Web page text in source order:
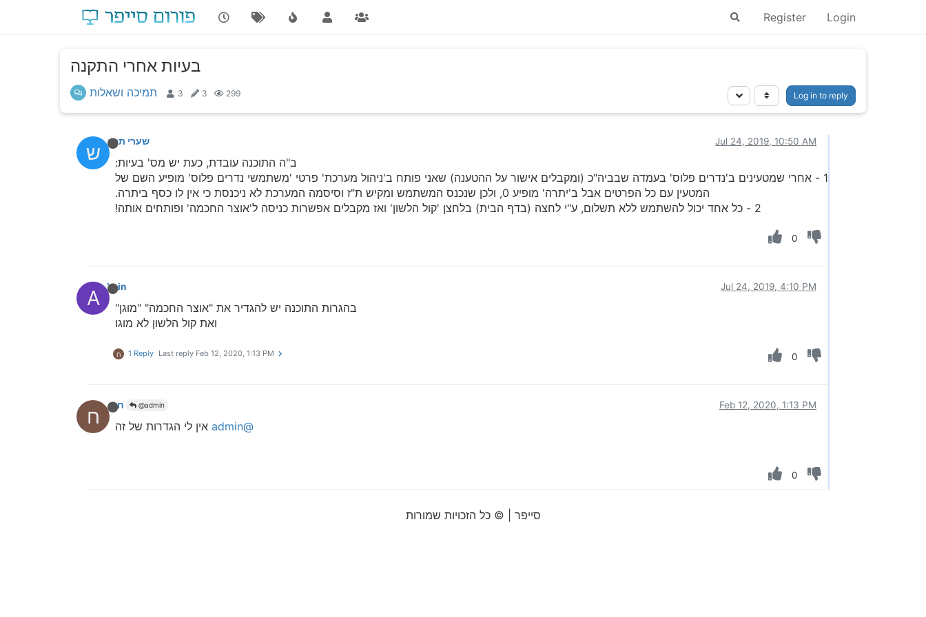
Register Login
בעיות אחרי התקנה
תמיכה ושאלות 3 3 299 Log in to reply
ששערי תפילה Jul 24, 2019, 10:50 AM
ב"ה התוכנה עובדת, כעת יש מס' בעיות:
1 - אחרי שמטעינים ב'נדרים פלוס' בעמדה שבביה"כ (ומקבלים אישור על ההטענה) שאני פותח ב'ניהול מערכת' פרטי 'משתמשי נדרים פלוס' מופיע השם של
המטעין עם כל הפרטים אבל ב'יתרה' מופיע 0, ולכן שנכנס המשתמש ומקיש ת"ז וסיסמה המערכת לא ניכנסת כי אין לו כסף ביתרה.
2 - כל אחד יכול להשתמש ללא תשלום, ע"י לחצה (בדף הבית) בלחצן 'קול הלשון' ואז מקבלים אפשרות כניסה ל'אוצר החכמה' ופותחים אותה!
0
Aadmin Jul 24, 2019, 4:10 PM
בהגרות התוכנה יש להגדיר את "אוצר החכמה" "מוגן"
ואת קול הלשון לא מוגו
ח 1 Reply Last reply Feb 12, 2020, 1:13 PM 0
ח חוקר1 @admin Feb 12, 2020, 1:13 PM
@admin אין לי הגדרות של זה
0
סייפר | © כל הזכויות שמורות